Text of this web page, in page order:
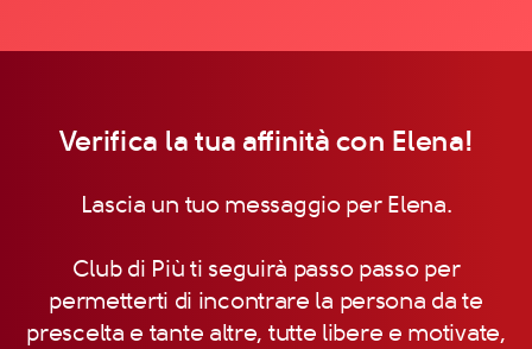
Verifica la tua affinità con Elena!
Lascia un tuo messaggio per Elena.
Club di Più ti seguirà passo passo per
permetterti di incontrare la persona da te
prescelta e tante altre, tutte libere e motivate,